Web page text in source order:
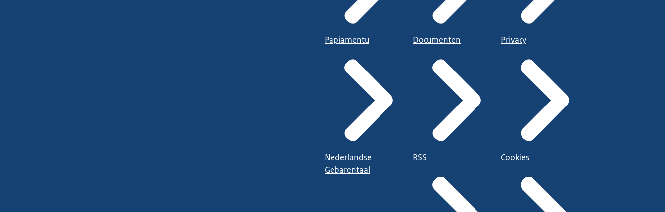
Papiamentu
Nederlandse
Gebarentaal
Documenten
RSS
Privacy
Cookies